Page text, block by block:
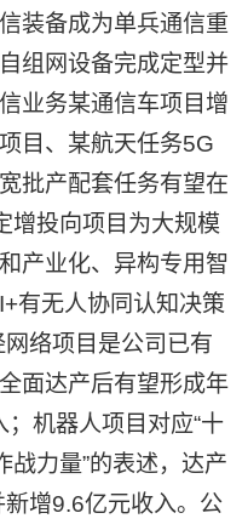
装备成为单兵通信重
组网设备完成定型并
业务某通信车项目增
目、某航天任务5G
批产配套任务有望在
增投向项目为大规模
产业化、异构专用智
有无人协同认知决策
络项目是公司已有
面达产后有望形成年
机器人项目对应“十
战力量”的表述，达产
增9.6亿元收入。公